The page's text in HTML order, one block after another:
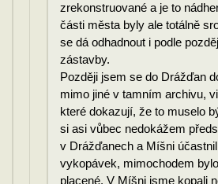
zrekonstruované a je to
části města byly ale totálně
se dá odhadnout i podle
zástavby.
Později jsem se do Drážďan
mimo jiné v tamním archivu,
které dokazují, že to muselo
si asi vůbec nedokážem
v Drážďanech a Míšni
vykopávek, mimochodem
placené. V Míšni jsme kopali